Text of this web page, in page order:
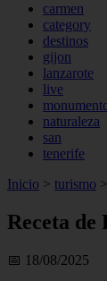
carmen
category
destinos
gijon
lanzarote
live
naturaleza
san
tenerife
Inicio > turismo >
Receta
📅 18/08/2025